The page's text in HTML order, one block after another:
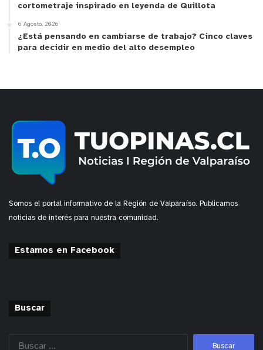
cortometraje inspirado en leyenda de Quillota
6 Agosto, 2026
¿Está pensando en cambiarse de trabajo? Cinco claves
para decidir en medio del alto desempleo
Somos el portal informativo de la Región de Valparaíso. Publicamos
noticias de interés para nuestra comunidad.
Estamos en Facebook
Buscar